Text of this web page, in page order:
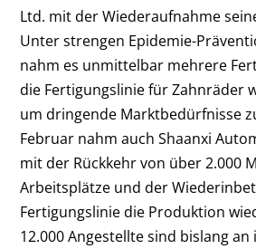
Ltd. mit der Wiederaufnahme
Unter strengen Epidemie-
nahm es unmittelbar mehrere
die Fertigungslinie für Zahnräder
um dringende Marktbedürfnisse
Februar nahm auch Shaanxi
mit der Rückkehr von über 2.000
Arbeitsplätze und der
Fertigungslinie die Produktion
12.000 Angestellte sind bislang